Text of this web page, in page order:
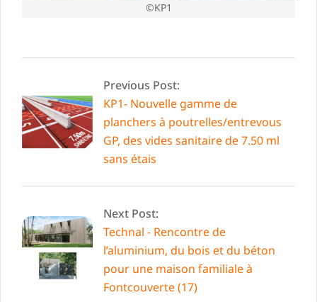
©KP1
13
Previous Post:
KP1- Nouvelle gamme de
planchers à poutrelles/entrevous
GP, des vides sanitaire de 7.50 ml
sans étais
Next Post:
Technal - Rencontre de
l’aluminium, du bois et du béton
pour une maison familiale à
Fontcouverte (17)